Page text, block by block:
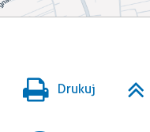
Drukuj